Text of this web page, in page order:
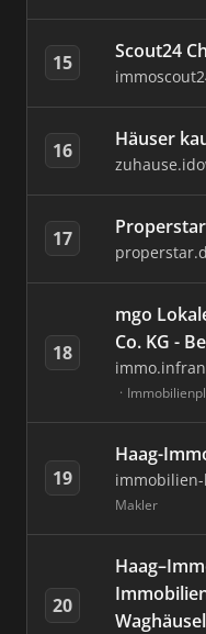
15 Scout24 Ch
16 Häuser
17 Properstar
18
mgo
Co. KG -
19
Haag-
immobilien-
Makler
20